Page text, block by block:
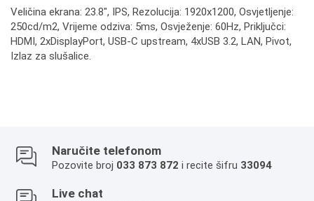
Veličina ekrana: 23.8", IPS, Rezolucija: 1920x1200, Osvjetljenje:
250cd/m2, Vrijeme odziva: 5ms, Osvježenje: 60Hz, Priključci:
HDMI, 2xDisplayPort, USB-C upstream, 4xUSB 3.2, LAN, Pivot,
Izlaz za slušalice.
Naručite telefonom
Pozovite broj 033 873 872 i recite šifru 33094
Live chat